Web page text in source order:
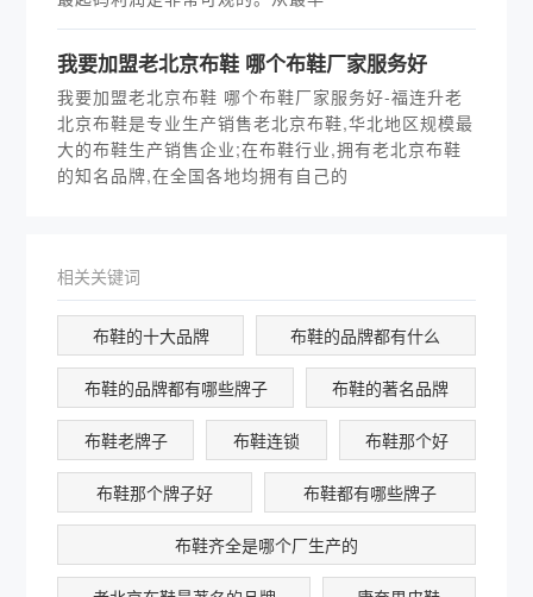
我要加盟老北京布鞋 哪个布鞋厂家服务好
我要加盟老北京布鞋 哪个布鞋厂家服务好-福连升老
北京布鞋是专业生产销售老北京布鞋,华北地区规模最
大的布鞋生产销售企业;在布鞋行业,拥有老北京布鞋
的知名品牌,在全国各地均拥有自己的
相关关键词
布鞋的十大品牌 布鞋的品牌都有什么
布鞋的品牌都有哪些牌子 布鞋的著名品牌
布鞋老牌子 布鞋连锁 布鞋那个好
布鞋那个牌子好 布鞋都有哪些牌子
布鞋齐全是哪个厂生产的